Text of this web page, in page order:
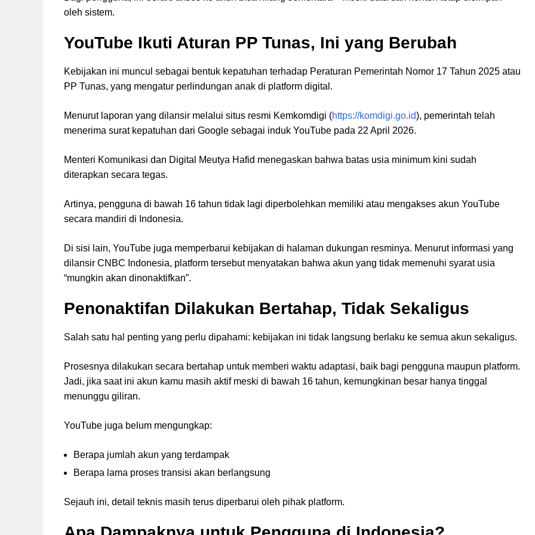
oleh sistem.
YouTube Ikuti Aturan PP Tunas, Ini yang Berubah
Kebijakan ini muncul sebagai bentuk kepatuhan terhadap Peraturan Pemerintah Nomor 17 Tahun 2025 atau
PP Tunas, yang mengatur perlindungan anak di platform digital.
Menurut laporan yang dilansir melalui situs resmi Kemkomdigi (https://komdigi.go.id), pemerintah telah
menerima surat kepatuhan dari Google sebagai induk YouTube pada 22 April 2026.
Menteri Komunikasi dan Digital Meutya Hafid menegaskan bahwa batas usia minimum kini sudah
diterapkan secara tegas.
Artinya, pengguna di bawah 16 tahun tidak lagi diperbolehkan memiliki atau mengakses akun YouTube
secara mandiri di Indonesia.
Di sisi lain, YouTube juga memperbarui kebijakan di halaman dukungan resminya. Menurut informasi yang
dilansir CNBC Indonesia, platform tersebut menyatakan bahwa akun yang tidak memenuhi syarat usia
“mungkin akan dinonaktifkan”.
Penonaktifan Dilakukan Bertahap, Tidak Sekaligus
Salah satu hal penting yang perlu dipahami: kebijakan ini tidak langsung berlaku ke semua akun sekaligus.
Prosesnya dilakukan secara bertahap untuk memberi waktu adaptasi, baik bagi pengguna maupun platform.
Jadi, jika saat ini akun kamu masih aktif meski di bawah 16 tahun, kemungkinan besar hanya tinggal
menunggu giliran.
YouTube juga belum mengungkap:
Berapa jumlah akun yang terdampak
Berapa lama proses transisi akan berlangsung
Sejauh ini, detail teknis masih terus diperbarui oleh pihak platform.